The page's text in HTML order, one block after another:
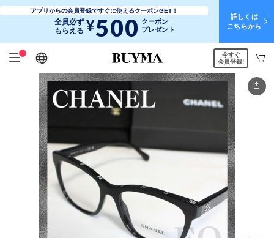
アプリからの会員登録ですぐに使えるクーポンGET！
全員必ず
もらえる ¥500 クーポン
プレゼント
詳しくは
こちらから
日本語
English
简体中文
繁體中文
今すぐ
会員登録!